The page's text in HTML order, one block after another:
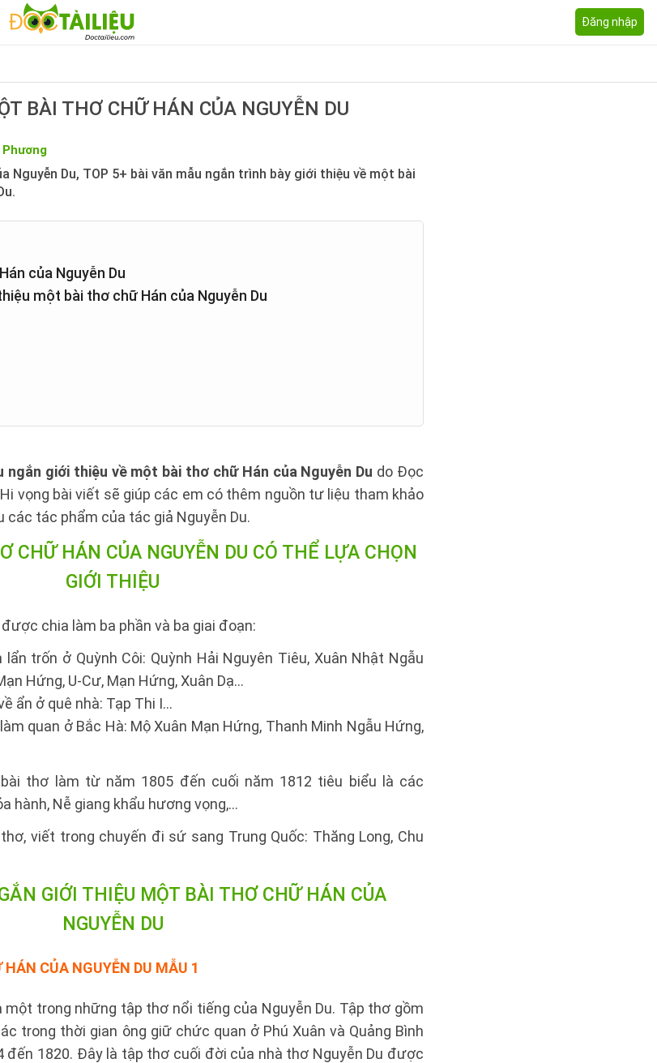
Đăng nhập
BÀI THƠ CHỮ HÁN CỦA NGUYỄN DU
Nguyễn Du, TOP 5+ bài văn mẫu ngắn trình bày giới thiệu về một bài
của Nguyễn Du
một bài thơ chữ Hán của Nguyễn Du
ngắn giới thiệu về một bài thơ chữ Hán của Nguyễn Du do Đọc
vọng bài viết sẽ giúp các em có thêm nguồn tư liệu tham khảo
tác phẩm của tác giả Nguyễn Du.
CHỮ HÁN CỦA NGUYỄN DU CÓ THỂ LỰA CHỌN
GIỚI THIỆU
chia làm ba phần và ba giai đoạn:
trốn ở Quỳnh Côi: Quỳnh Hải Nguyên Tiêu, Xuân Nhật Ngẫu
Hứng, U-Cư, Mạn Hứng, Xuân Dạ...
ẩn ở quê nhà: Tạp Thi I...
quan ở Bắc Hà: Mộ Xuân Mạn Hứng, Thanh Minh Ngẫu Hứng,
thơ làm từ năm 1805 đến cuối năm 1812 tiêu biểu là các
hành, Nễ giang khẩu hương vọng,...
viết trong chuyến đi sứ sang Trung Quốc: Thăng Long, Chu
GIỚI THIỆU MỘT BÀI THƠ CHỮ HÁN CỦA
NGUYỄN DU
CỦA NGUYỄN DU MẪU 1
trong những tập thơ nổi tiếng của Nguyễn Du. Tập thơ gồm
trong thời gian ông giữ chức quan ở Phú Xuân và Quảng Bình
đến 1820. Đây là tập thơ cuối đời của nhà thơ Nguyễn Du được